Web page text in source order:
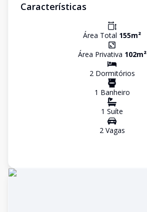
Características
Área Total 155m²
Área Privativa 102m²
2Dormitórios
1 Banheiro
1 Suíte
2Vagas